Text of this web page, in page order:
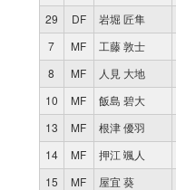
29
DF 岩堀 匠隼
7
MF 工藤 敦士
8
MF 人見 大地
10
MF 飯島 碧大
13
MF 根津 優羽
14
MF 押江 颯人
15
MF 屋宜 葵